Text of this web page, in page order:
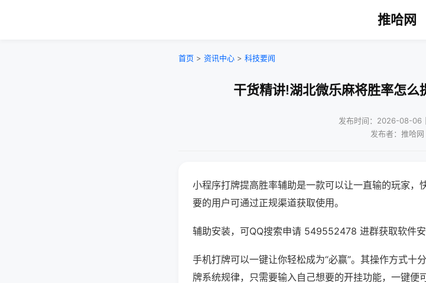
推哈网
首页 > 资讯中心 > 科技要闻
干货精讲!湖北微乐麻将胜率怎么
发布时间：2026-08-06
发布者：推哈网
小程序打牌提高胜率辅助是一款可以让一直输的玩家，
要的用户可通过正规渠道获取使用。
辅助安装，可QQ搜索申请 549552478 进群获取软件
手机打牌可以一键让你轻松成为“必赢”。其操作方式十
牌系统规律，只需要输入自己想要的开挂功能，一键便